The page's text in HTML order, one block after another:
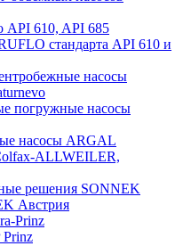
API 610, API 685
стандарта API 610 и
насосы
погружные насосы
насосы ARGAL
ALLWEILER,
решения SONNEK
Австрия
Prinz
Prinz